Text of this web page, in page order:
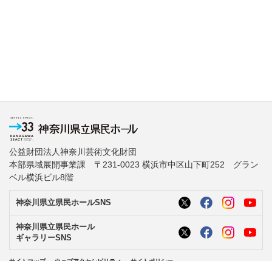
公益財団法人神奈川芸術文化財団
本部県域展開事業課 〒231-0023 横浜市中区山下町252 グラン
ベル横浜ビル8階
神奈川県立県民ホールSNS
神奈川県立県民ホール
ギャラリーSNS